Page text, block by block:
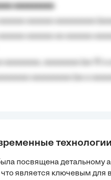
aaaaaaaaa
посвящена детальному
что является ключевым